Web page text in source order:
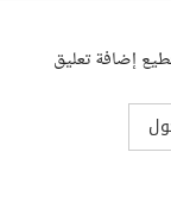
إضافة تعليق